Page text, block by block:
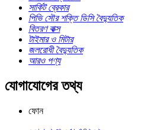
সার্কিট ব্রেকার
পিভি সৌর শক্তি ডিসি বৈদ্যুতিক
বিতরণ বাক্স
টাইমার ও মিটার
জলরোধী বৈদ্যুতিক
আরও পণ্য
যোগাযোগের তথ্য
ফোন